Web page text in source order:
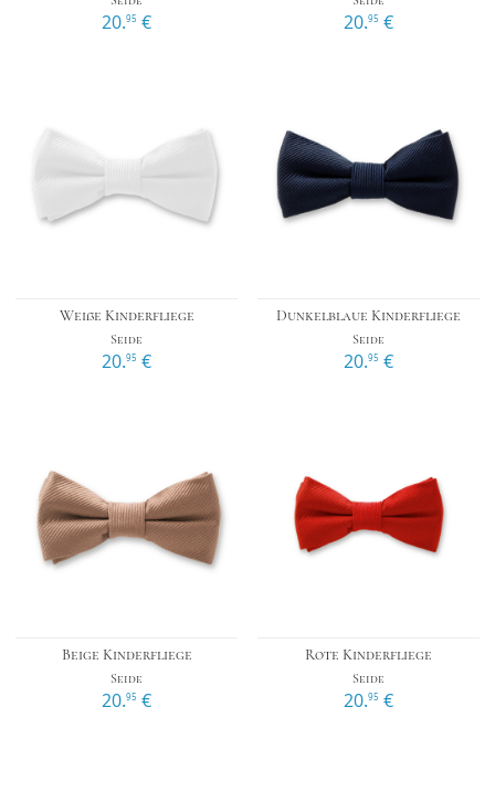
20.95 € 20.95 €
Weiße Kinderfliege
Seide
20.95 €
Dunkelblaue Kinderfliege
Seide
20.95 €
Beige Kinderfliege
Seide
20.95 €
Rote Kinderfliege
Seide
20.95 €